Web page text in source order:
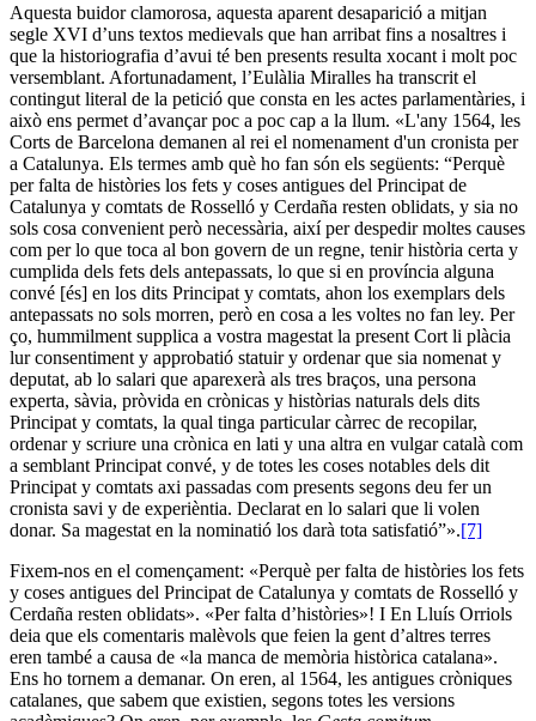
Aquesta buidor clamorosa, aquesta aparent desaparició a mitjan
segle XVI d’uns textos medievals que han arribat fins a nosaltres i
que la historiografia d’avui té ben presents resulta xocant i molt poc
versemblant. Afortunadament, l’Eulàlia Miralles ha transcrit el
contingut literal de la petició que consta en les actes parlamentàries, i
això ens permet d’avançar poc a poc cap a la llum. «L'any 1564, les
Corts de Barcelona demanen al rei el nomenament d'un cronista per
a Catalunya. Els termes amb què ho fan són els següents: “Perquè
per falta de històries los fets y coses antigues del Principat de
Catalunya y comtats de Rosselló y Cerdaña resten oblidats, y sia no
sols cosa convenient però necessària, així per despedir moltes causes
com per lo que toca al bon govern de un regne, tenir història certa y
cumplida dels fets dels antepassats, lo que si en província alguna
convé [és] en los dits Principat y comtats, ahon los exemplars dels
antepassats no sols morren, però en cosa a les voltes no fan ley. Per
ço, hummilment supplica a vostra magestat la present Cort li plàcia
lur consentiment y approbatió statuir y ordenar que sia nomenat y
deputat, ab lo salari que aparexerà als tres braços, una persona
experta, sàvia, pròvida en crònicas y històrias naturals dels dits
Principat y comtats, la qual tinga particular càrrec de recopilar,
ordenar y scriure una crònica en lati y una altra en vulgar català com
a semblant Principat convé, y de totes les coses notables dels dit
Principat y comtats axi passadas com presents segons deu fer un
cronista savi y de experièntia. Declarat en lo salari que li volen
donar. Sa magestat en la nominatió los darà tota satisfatió”».[7]
Fixem-nos en el començament: «Perquè per falta de històries los fets
y coses antigues del Principat de Catalunya y comtats de Rosselló y
Cerdaña resten oblidats». «Per falta d’històries»! I En Lluís Orriols
deia que els comentaris malèvols que feien la gent d’altres terres
eren també a causa de «la manca de memòria històrica catalana».
Ens ho tornem a demanar. On eren, al 1564, les antigues cròniques
catalanes, que sabem que existien, segons totes les versions